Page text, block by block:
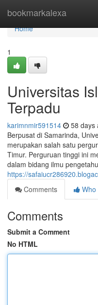
bookmarkalexa
Home
Home
1
Universitas
Terpadu
karimnmir591514 58 days
Berpusat di Samarinda,
merupakan salah satu
Timur. Perguruan tinggi ini
dalam bidang ilmu
https://
Comments
Who
Comments
Submit a Comment
No HTML